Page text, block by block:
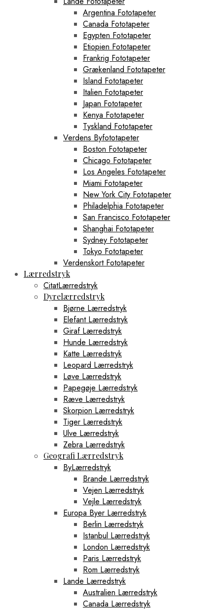
Argentina Fototapeter
Canada Fototapeter
Egypten Fototapeter
Etiopien Fototapeter
Frankrig Fototapeter
Grækenland Fototapeter
Island Fototapeter
Italien Fototapeter
Japan Fototapeter
Kenya Fototapeter
Tyskland Fototapeter
Verdens Byfototapeter
Boston Fototapeter
Chicago Fototapeter
Los Angeles Fototapeter
Miami Fototapeter
New York City Fototapeter
Philadelphia Fototapeter
San Francisco Fototapeter
Shanghai Fototapeter
Sydney Fototapeter
Tokyo Fototapeter
Verdenskort Fototapeter
Lærredstryk
CitatLærredstryk
Dyrelærredstryk
Bjørne Lærredstryk
Elefant Lærredstryk
Giraf Lærredstryk
Hunde Lærredstryk
Katte Lærredstryk
Leopard Lærredstryk
Løve Lærredstryk
Papegøje Lærredstryk
Ræve Lærredstryk
Skorpion Lærredstryk
Tiger Lærredstryk
Ulve Lærredstryk
Zebra Lærredstryk
Geografi Lærredstryk
ByLærredstryk
Brande Lærredstryk
Vejen Lærredstryk
Vejle Lærredstryk
Europa Byer Lærredstryk
Berlin Lærredstryk
Istanbul Lærredstryk
London Lærredstryk
Paris Lærredstryk
Rom Lærredstryk
Lande Lærredstryk
Australien Lærredstryk
Canada Lærredstryk